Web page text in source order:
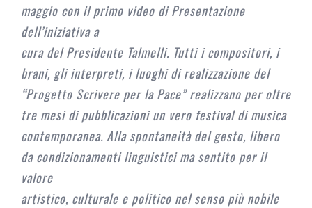
maggio con il primo video di Presentazione
dell’iniziativa a
cura del Presidente Talmelli. Tutti i compositori, i
brani, gli interpreti, i luoghi di realizzazione del
“Progetto Scrivere per la Pace” realizzano per oltre
tre mesi di pubblicazioni un vero festival di musica
contemporanea. Alla spontaneità del gesto, libero
da condizionamenti linguistici ma sentito per il
valore
artistico, culturale e politico nel senso più nobile